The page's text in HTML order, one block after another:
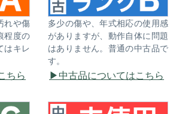
れや傷
程度の
はキレ
ちら
多少の傷や、年式相応の使用感
がありますが、動作自体に問題
はありません。普通の中古品で
す。
中古品についてはこちら